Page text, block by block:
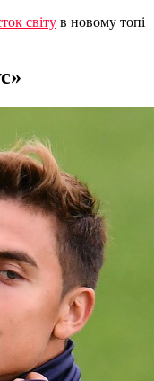
світу в новому топі